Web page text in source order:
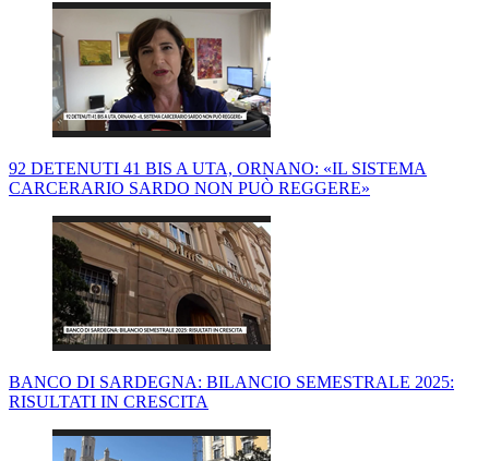
92 DETENUTI 41 BIS A UTA, ORNANO: «IL SISTEMA
CARCERARIO SARDO NON PUÒ REGGERE»
BANCO DI SARDEGNA: BILANCIO SEMESTRALE 2025:
RISULTATI IN CRESCITA